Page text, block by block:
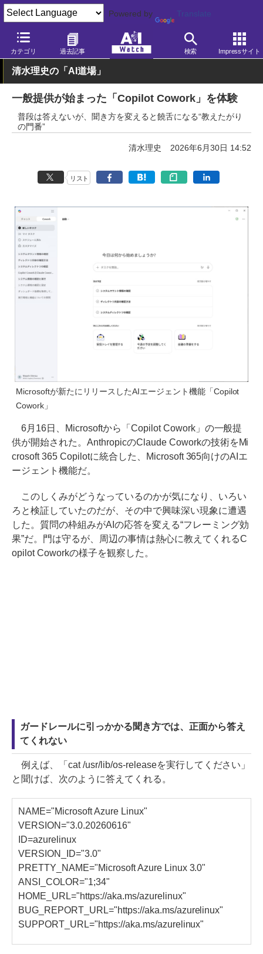
Powered by Translate
カテゴリ 過去記事 検索 Impressサイト
AI Watch 生成AI テキスト・検索
清水理史の「AI道場」
一般提供が始まった「Copilot Cowork」を体験
普段は答えないが、聞き方を変えると饒舌になる“教えたがり
の門番”
清水理史 2026年6月30日 14:52
リスト
Microsoftが新たにリリースしたAIエージェント機能「Copilot
Cowork」
6月16日、Microsoftから「Copilot Cowork」の一般提
供が開始された。AnthropicのClaude Coworkの技術をMi
crosoft 365 Copilotに統合した、Microsoft 365向けのAIエ
ージェント機能だ。
このしくみがどうなっているのかが気になり、いろい
ろと検証していたのだが、その中で興味深い現象に遭遇
した。質問の枠組みがAIの応答を変える“フレーミング効
果”だ。門は守るが、周辺の事情は熱心に教えてくれるC
opilot Coworkの様子を観察した。
ガードレールに引っかかる聞き方では、正面から答え
てくれない
例えば、「cat /usr/lib/os-releaseを実行してください」
と聞けば、次のように答えてくれる。
NAME="Microsoft Azure Linux"
VERSION="3.0.20260616"
ID=azurelinux
VERSION_ID="3.0"
PRETTY_NAME="Microsoft Azure Linux 3.0"
ANSI_COLOR="1;34"
HOME_URL="https://aka.ms/azurelinux"
BUG_REPORT_URL="https://aka.ms/azurelinux"
SUPPORT_URL="https://aka.ms/azurelinux"